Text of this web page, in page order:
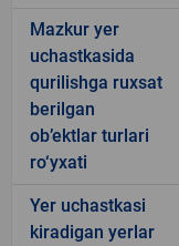
Mazkur yer
uchastkasida
qurilishga ruxsat
berilgan
ob’ektlar turlari
ro‘yxati
Yer uchastkasi
kiradigan yerlar